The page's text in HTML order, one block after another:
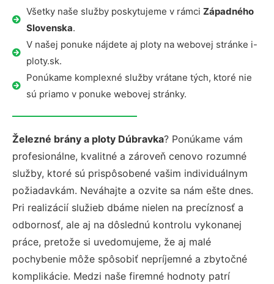
Všetky naše služby poskytujeme v rámci Západného
Slovenska.
V našej ponuke nájdete aj ploty na webovej stránke i-
ploty.sk.
Ponúkame komplexné služby vrátane tých, ktoré nie
sú priamo v ponuke webovej stránky.
Železné brány a ploty Dúbravka? Ponúkame vám
profesionálne, kvalitné a zároveň cenovo rozumné
služby, ktoré sú prispôsobené vašim individuálnym
požiadavkám. Neváhajte a ozvite sa nám ešte dnes.
Pri realizácií služieb dbáme nielen na precíznosť a
odbornosť, ale aj na dôslednú kontrolu vykonanej
práce, pretože si uvedomujeme, že aj malé
pochybenie môže spôsobiť nepríjemné a zbytočné
komplikácie. Medzi naše firemné hodnoty patrí